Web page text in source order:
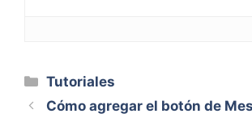
Categorías
Tutoriales
Cómo agregar el botón de